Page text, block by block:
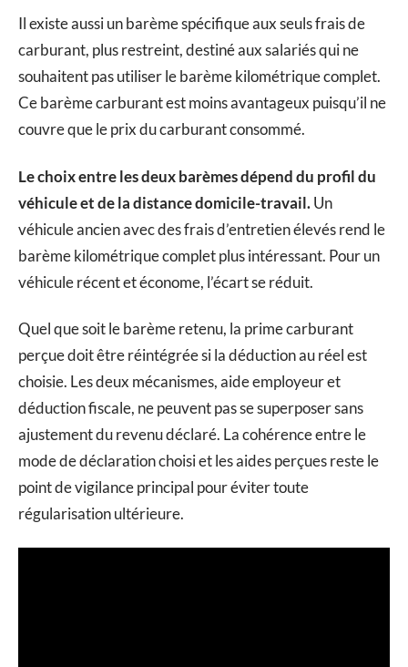
Il existe aussi un barème spécifique aux seuls frais de
carburant, plus restreint, destiné aux salariés qui ne
souhaitent pas utiliser le barème kilométrique complet.
Ce barème carburant est moins avantageux puisqu’il ne
couvre que le prix du carburant consommé.
Le choix entre les deux barèmes dépend du profil du
véhicule et de la distance domicile-travail.Un
véhicule ancien avec des frais d’entretien élevés rend le
barème kilométrique complet plus intéressant. Pour un
véhicule récent et économe, l’écart se réduit.
Quel que soit le barème retenu, la prime carburant
perçue doit être réintégrée si la déduction au réel est
choisie. Les deux mécanismes, aide employeur et
déduction fiscale, ne peuvent pas se superposer sans
ajustement du revenu déclaré. La cohérence entre le
mode de déclaration choisi et les aides perçues reste le
point de vigilance principal pour éviter toute
régularisation ultérieure.